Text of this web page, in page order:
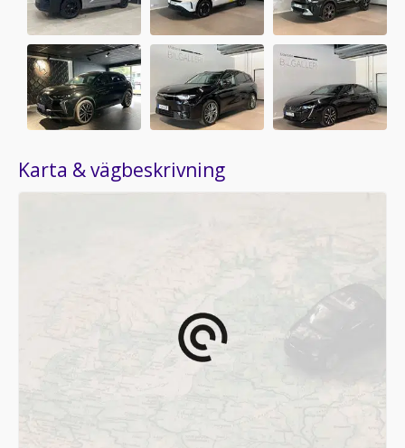
Karta & vägbeskrivning